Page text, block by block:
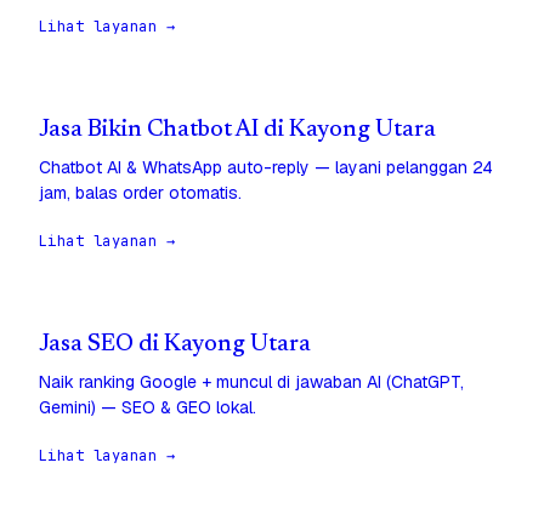
Lihat layanan →
Jasa Bikin Chatbot AI di Kayong Utara
Chatbot AI & WhatsApp auto-reply — layani pelanggan 24
jam, balas order otomatis.
Lihat layanan →
Jasa SEO di Kayong Utara
Naik ranking Google + muncul di jawaban AI (ChatGPT,
Gemini) — SEO & GEO lokal.
Lihat layanan →